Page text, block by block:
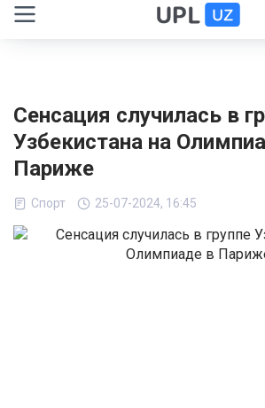
Сенсация случилась в
Узбекистана на
Париже
Спорт 25-07-2024, 16:45